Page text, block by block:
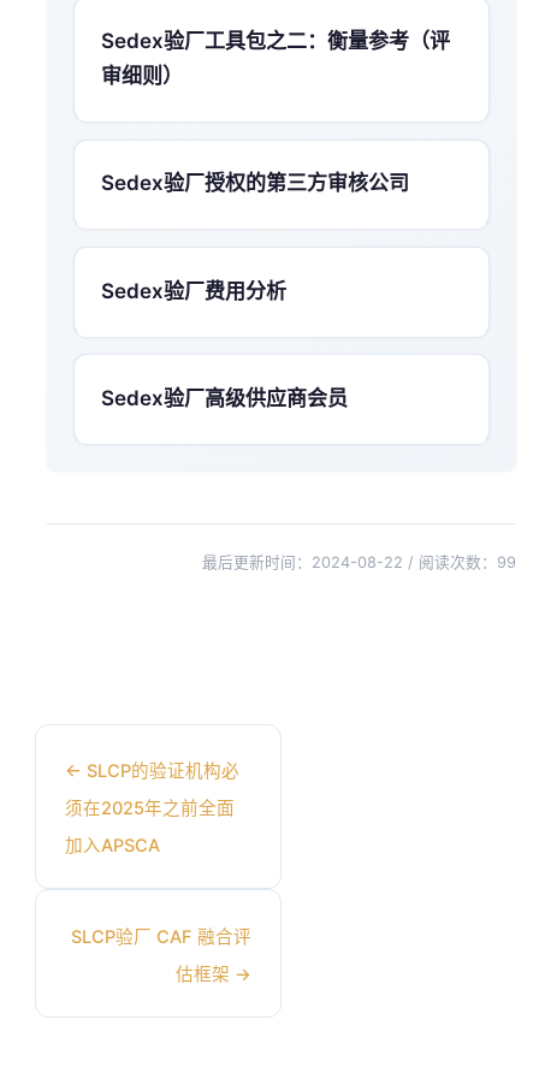
Sedex验厂工具包之二：衡量参考（评
审细则）
Sedex验厂授权的第三方审核公司
Sedex验厂费用分析
Sedex验厂高级供应商会员
最后更新时间：2024-08-22 / 阅读次数： 99
← SLCP的验证机构必
须在2025年之前全面
加入APSCA
SLCP验厂 CAF 融合评
估框架 →